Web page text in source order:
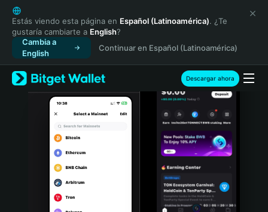
English
日本語
Tiếng Việt
Русский
Español (Latinoamérica)
Türkçe
Italiano
Português (Portugal)
Bahasa Indonesia
Estás viendo esta página en Español (Latinoamérica). ¿Te
gustaría cambiarte a English?
Cambia a
English
Continuar en Español (Latinoamérica)
Descargar ahora